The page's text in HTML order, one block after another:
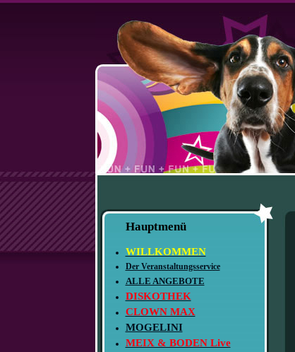
Hauptmenü
WILLKOMMEN
Der Veranstaltungsservice
ALLE ANGEBOTE
DISKOTHEK
CLOWN MAX
MOGELINI
MEIX & BODEN Live